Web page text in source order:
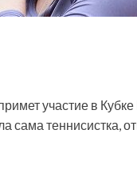
участие в
сама теннисистка,